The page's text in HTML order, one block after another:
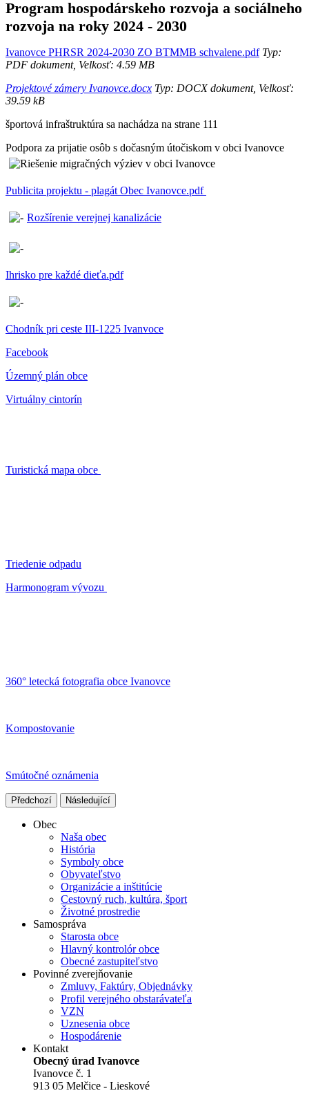
Program hospodárskeho rozvoja a sociálneho
rozvoja na roky 2024 - 2030
Ivanovce PHRSR 2024-2030 ZO BTMMB schvalene.pdfTyp:
PDF dokument, Velkosť: 4.59 MB
Projektové zámery Ivanovce.docx Typ: DOCX dokument, Velkosť:
39.59 kB
športová infraštruktúra sa nachádza na strane 111
Podpora za prijatie osôb s dočasným útočiskom v obci Ivanovce
Publicita projektu - plagát Obec Ivanovce.pdf
Rozšírenie verejnej kanalizácie
Ihrisko pre každé dieťa.pdf
Chodník pri ceste III-1225 Ivanvoce
Facebook
Územný plán obce
Virtuálny cintorín
Turistická mapa obce
Triedenie odpadu
Harmonogram vývozu
360° letecká fotografia obce Ivanovce
Kompostovanie
Smútočné oznámenia
Předchozí Následující
Obec
Naša obec
História
Symboly obce
Obyvateľstvo
Organizácie a inštitúcie
Cestovný ruch, kultúra, šport
Životné prostredie
Samospráva
Starosta obce
Hlavný kontrolór obce
Obecné zastupiteľstvo
Povinné zverejňovanie
Zmluvy, Faktúry, Objednávky
Profil verejného obstarávateľa
VZN
Uznesenia obce
Hospodárenie
Kontakt
Obecný úrad Ivanovce
Ivanovce č. 1
913 05 Melčice - Lieskové